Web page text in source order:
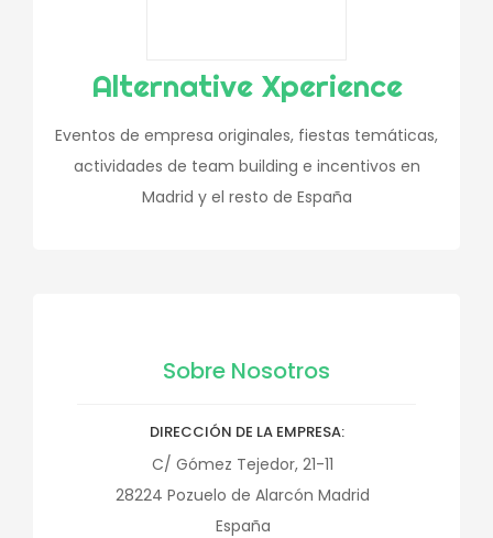
Alternative Xperience
Eventos de empresa originales, fiestas temáticas,
actividades de team building e incentivos en
Madrid y el resto de España
Sobre Nosotros
DIRECCIÓN DE LA EMPRESA
C/ Gómez Tejedor, 21-11
28224 Pozuelo de Alarcón Madrid
España